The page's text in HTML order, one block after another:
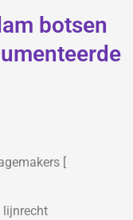
botsen
[
lijnrecht